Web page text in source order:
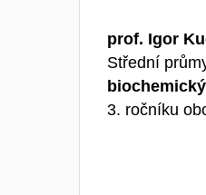
prof. Igor
Střední
3. ročníku